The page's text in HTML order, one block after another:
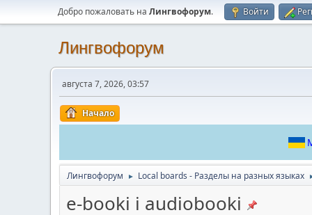
Добро пожаловать на Лингвофорум. Войти
Лингвофорум
августа 7, 2026, 03:57
Начало
Лингвофорум ► Local boards - Разделы на разных языках
e-booki i audiobooki